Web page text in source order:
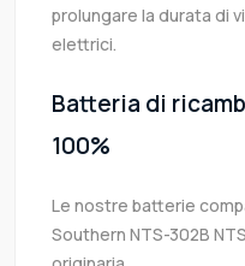
prolungare la durata di
elettrici.
Batteria di
100%
Le nostre batterie
Southern NTS-302B